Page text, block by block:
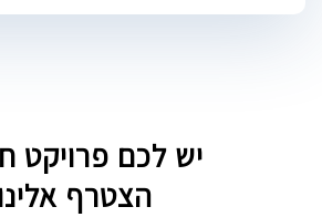
יש לכם פרויקט
הצטרף